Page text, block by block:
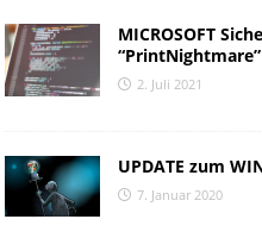
MICROSOFT
“PrintNightmare”
2. Juli 2021
UPDATE zum
7. Januar 2020